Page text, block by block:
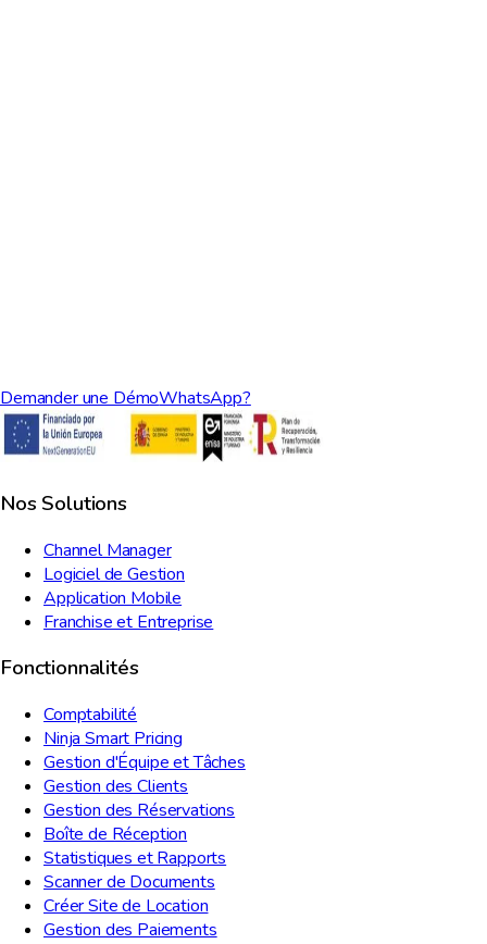
Demander une DémoWhatsApp?
Nos Solutions
Channel Manager
Logiciel de Gestion
Application Mobile
Franchise et Entreprise
Fonctionnalités
Comptabilité
Ninja Smart Pricing
Gestion d'Équipe et Tâches
Gestion des Clients
Gestion des Réservations
Boîte de Réception
Statistiques et Rapports
Scanner de Documents
Créer Site de Location
Gestion des Paiements